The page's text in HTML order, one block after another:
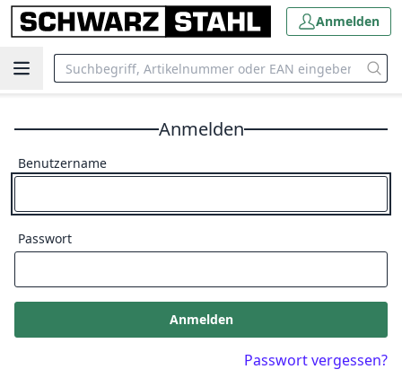
Anmelden
Anmelden
Benutzername
Passwort
Anmelden
Passwort vergessen?